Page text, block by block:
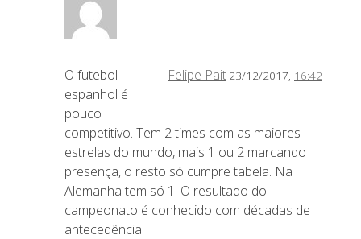
Felipe Pait 23/12/2017, 16:42
O futebol
espanhol é
pouco
competitivo. Tem 2 times com as maiores
estrelas do mundo, mais 1 ou 2 marcando
presença, o resto só cumpre tabela. Na
Alemanha tem só 1. O resultado do
campeonato é conhecido com décadas de
antecedência.